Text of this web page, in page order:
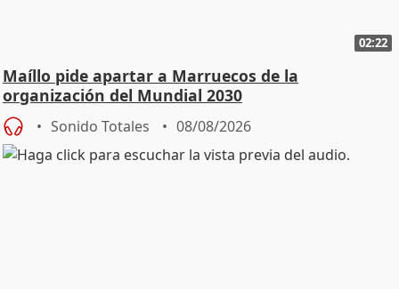
02:22
Maíllo pide apartar a Marruecos de la
organización del Mundial 2030
Sonido Totales 08/08/2026